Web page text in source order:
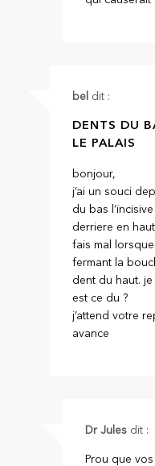
bel dit :
DENTS DU
LE PALAIS
bonjour,
j’ai un souci
du bas
derriere en
fais mal
fermant la
dent du haut. je
est ce du ?
j’attend votre
avance
Dr Jules dit :
Prou que